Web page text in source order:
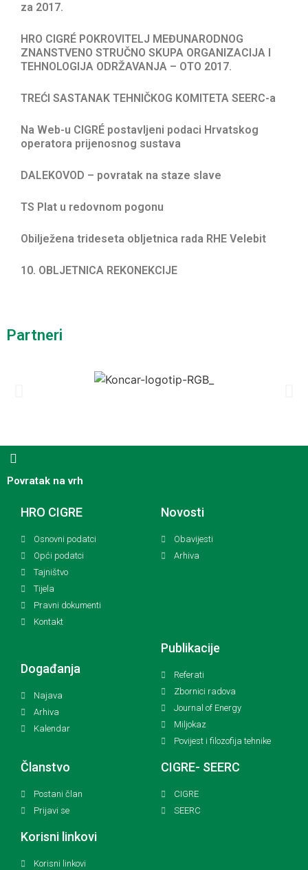
za 2017.
HRO CIGRÉ POKROVITELJ MEĐUNARODNOG
ZNANSTVENO STRUČNO SKUPA ORGANIZACIJA I
TEHNOLOGIJA ODRŽAVANJA – OTO 2017.
TREĆI SASTANAK TEHNIČKOG KOMITETA SEERC-a
Na Web-u CIGRÉ postavljeni podaci Hrvatskog
operatora prijenosnog sustava
DALEKOVOD – povratak na staze slave
TS Plat u redovnom pogonu
Obilježena trideseta obljetnica rada RHE Velebit
10. OBLJETNICA REKONEKCIJE
Partneri
Povratak na vrh
HRO CIGRE
Osnovni podatci
Opći podatci
Tajništvo
Tijela
Pravni dokumenti
Kontakt
Novosti
Obavijesti
Arhiva
Događanja
Najava
Arhiva
Kalendar
Publikacije
Referati
Zbornici radova
Journal of Energy
Miljokaz
Povijest i filozofija tehnike
Članstvo
Postani član
Prijavi se
CIGRE- SEERC
CIGRE
SEERC
Korisni linkovi
Korisni linkovi